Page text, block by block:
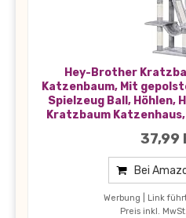
Hey-Brother
Katzenbaum, Mit
Spielzeug Ball, Höhlen,
Kratzbaum Katzenhaus,
37,99
Bei
Werbung | Link
Preis inkl.